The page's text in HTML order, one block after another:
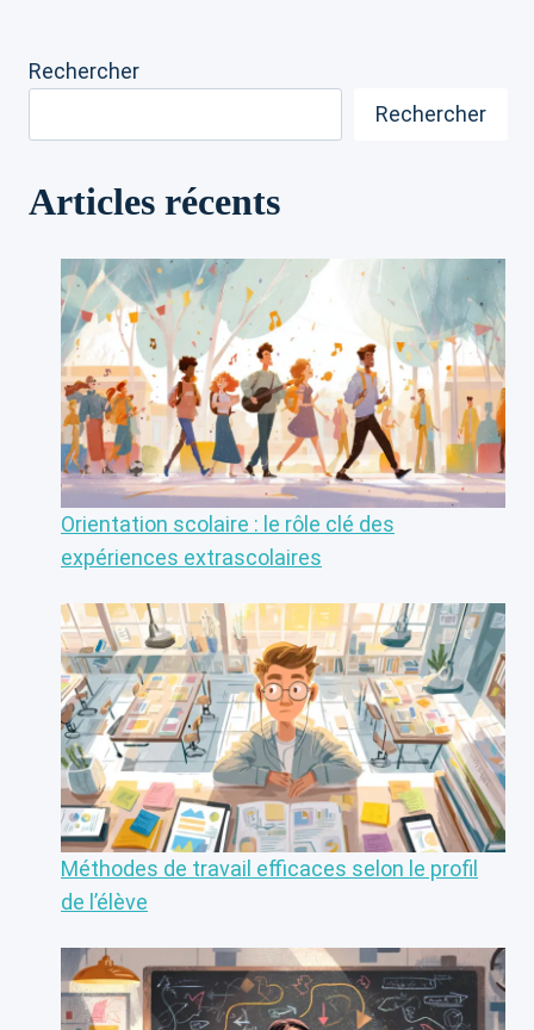
Rechercher
Rechercher
Articles récents
Orientation scolaire : le rôle clé des
expériences extrascolaires
Méthodes de travail efficaces selon le profil
de l’élève